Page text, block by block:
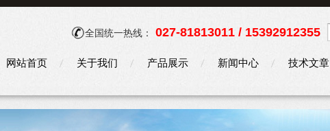
全国统一热线： 027-81813011 / 15392912355
网站首页 关于我们 产品展示 新闻中心 技术文章